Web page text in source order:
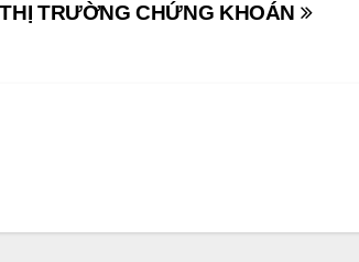
TRƯỜNG CHỨNG KHOÁN